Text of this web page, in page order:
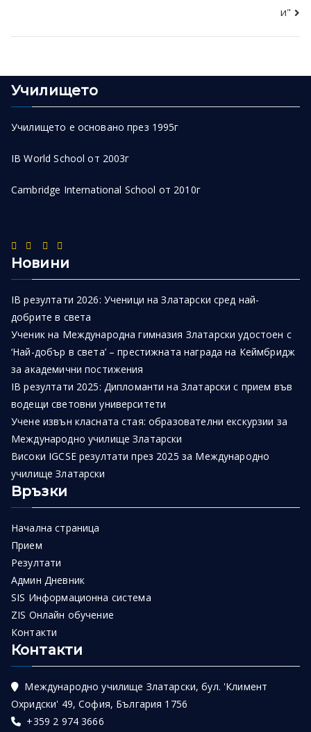
и"
Училището
Училището е основано през 1995г
IB World School от 2003г
Cambridge International School от 2010г
Новини
IB резултати 2026: Ученици на Златарски сред най-
добрите в света
Ученик на Международна гимназия Златарски удостоен с
‘Най-добър в света’ – престижната награда на Кеймбридж
за академични постижения
IB резултати 2025: Дипломанти на Златарски с прием във
водещи световни университети
Учене извън класната стая: образователни екскурзии за
Международно училище Златарски
Високи IGCSE резултати през 2025 за Международно
училище Златарски
Връзки
Начална страница
Прием
Резултати
Админ Дневник
SIS Информационна система
ZIS Онлайн обучение
Контакти
Контакти
Международно училище Златарски, бул. 'Климент
Охридски' 49, София, България 1756
+359 2 974 3666